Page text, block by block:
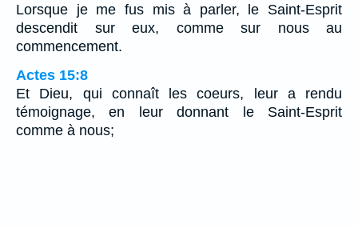
Lorsque je me fus mis à parler, le Saint-Esprit
descendit sur eux, comme sur nous au
commencement.
Actes 15:8
Et Dieu, qui connaît les coeurs, leur a rendu
témoignage, en leur donnant le Saint-Esprit
comme à nous;